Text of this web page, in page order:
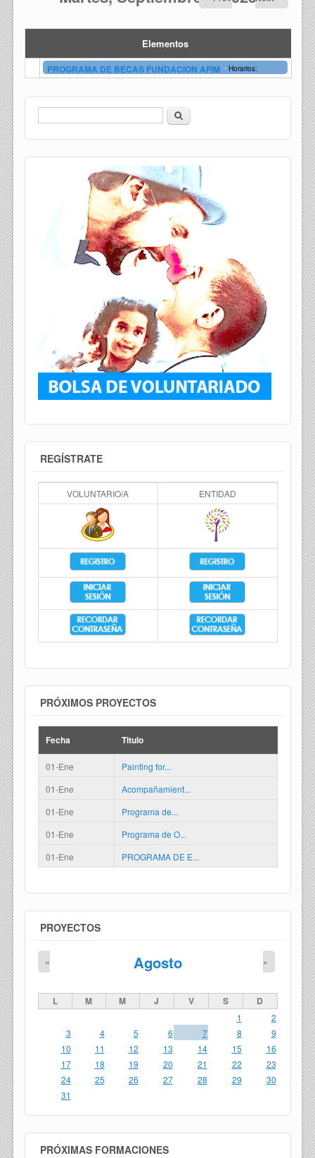
Elementos
PROGRAMA DE BECAS FUNDACION AFIM - Horarios:
Formulario de búsqueda
Buscar
REGÍSTRATE
VOLUNTARIO/A ENTIDAD
PRÓXIMOS PROYECTOS
Fecha Titulo
01-Ene
Painting for...
01-Ene
Acompañamient...
01-Ene
Programa de...
01-Ene
Programa de O...
01-Ene
PROGRAMA DE E...
PROYECTOS
Agosto
« »
L M M J V S D
1
2
3
4 5 6 7 8
9
10
11 12 13 14 15
16
17
18 19 20 21 22
23
24
25 26 27 28 29
30
31
PRÓXIMAS FORMACIONES